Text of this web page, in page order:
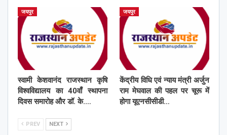
जयपुर
स्वामी केशवानंद राजस्थान कृषि
विश्वविद्यालय का 40वाँ स्थापना
दिवस समारोह और डॉ. के.…
जयपुर
केंद्रीय विधि एवं न्याय मंत्री अर्जुन
राम मेघवाल की पहल पर चूरू में
होगा यूएनसीसीडी…
PREV NEXT